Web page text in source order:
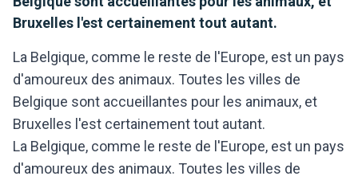
Bruxelles l'est certainement tout autant.
La Belgique, comme le reste de l'Europe, est un pays
d'amoureux des animaux. Toutes les villes de
Belgique sont accueillantes pour les animaux, et
Bruxelles l'est certainement tout autant.
La Belgique, comme le reste de l'Europe, est un pays
d'amoureux des animaux. Toutes les villes de